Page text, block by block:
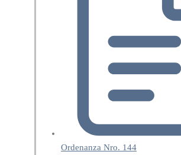
Ordenanza Nro. 144